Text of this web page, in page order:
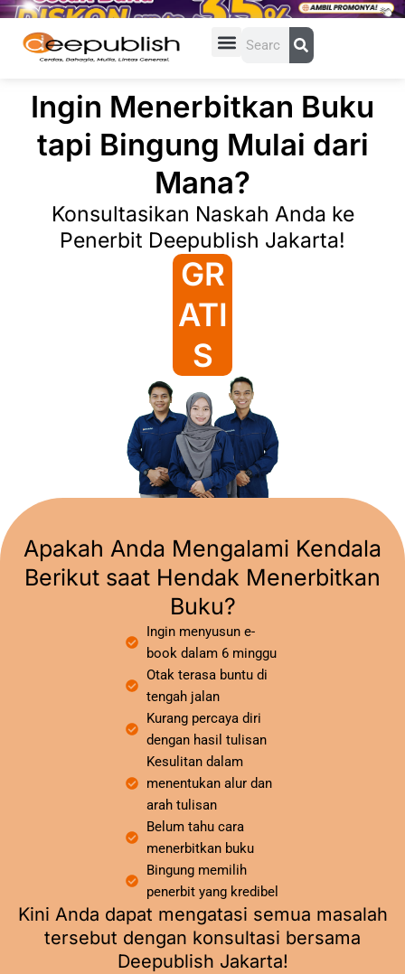
Lewati
konten
Ingin Menerbitkan Buku
tapi Bingung Mulai dari
Mana?
Konsultasikan Naskah Anda ke
Penerbit Deepublish Jakarta!
GR
ATI
S
Apakah Anda Mengalami Kendala
Berikut saat Hendak Menerbitkan
Buku?
Ingin menyusun e-
book dalam 6 minggu
Otak terasa buntu di
tengah jalan
Kurang percaya diri
dengan hasil tulisan
Kesulitan dalam
menentukan alur dan
arah tulisan
Belum tahu cara
menerbitkan buku
Bingung memilih
penerbit yang kredibel
Kini Anda dapat mengatasi semua masalah
tersebut dengan konsultasi bersama
Deepublish Jakarta!